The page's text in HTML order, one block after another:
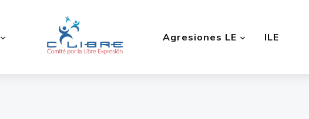
Agresiones LE ILE